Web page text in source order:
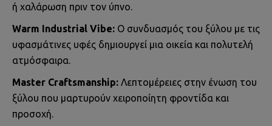
ή χαλάρωση πριν τον ύπνο.
Warm Industrial Vibe: Ο συνδυασμός του ξύλου με τις
υφασμάτινες υφές δημιουργεί μια οικεία και πολυτελή
ατμόσφαιρα.
Master Craftsmanship: Λεπτομέρειες στην ένωση του
ξύλου που μαρτυρούν χειροποίητη φροντίδα και
προσοχή.